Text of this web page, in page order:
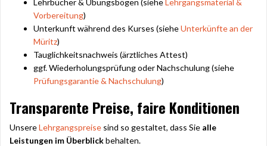
Lehrbücher & Übungsbögen (sieheLehrgangsmaterial &
Vorbereitung)
Unterkunft während des Kurses (sieheUnterkünfte an der
Müritz)
Tauglichkeitsnachweis (ärztliches Attest)
ggf. Wiederholungsprüfung oder Nachschulung (siehe
Prüfungsgarantie & Nachschulung)
Transparente Preise, faire Konditionen
UnsereLehrgangspreise sind so gestaltet, dass Sie alle
Leistungen im Überblickbehalten.